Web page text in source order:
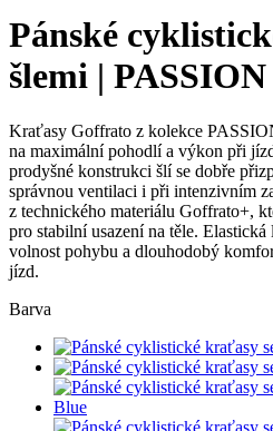
Pánské
šlemi |
Kraťasy Goffrato z kolekce
na maximální pohodlí a výkon při
prodyšné konstrukci šlí se dobře
správnou ventilaci i při intenzivním
z technického materiálu Goffrato+,
pro stabilní usazení na těle.
volnost pohybu a dlouhodobý
jízd.
Barva